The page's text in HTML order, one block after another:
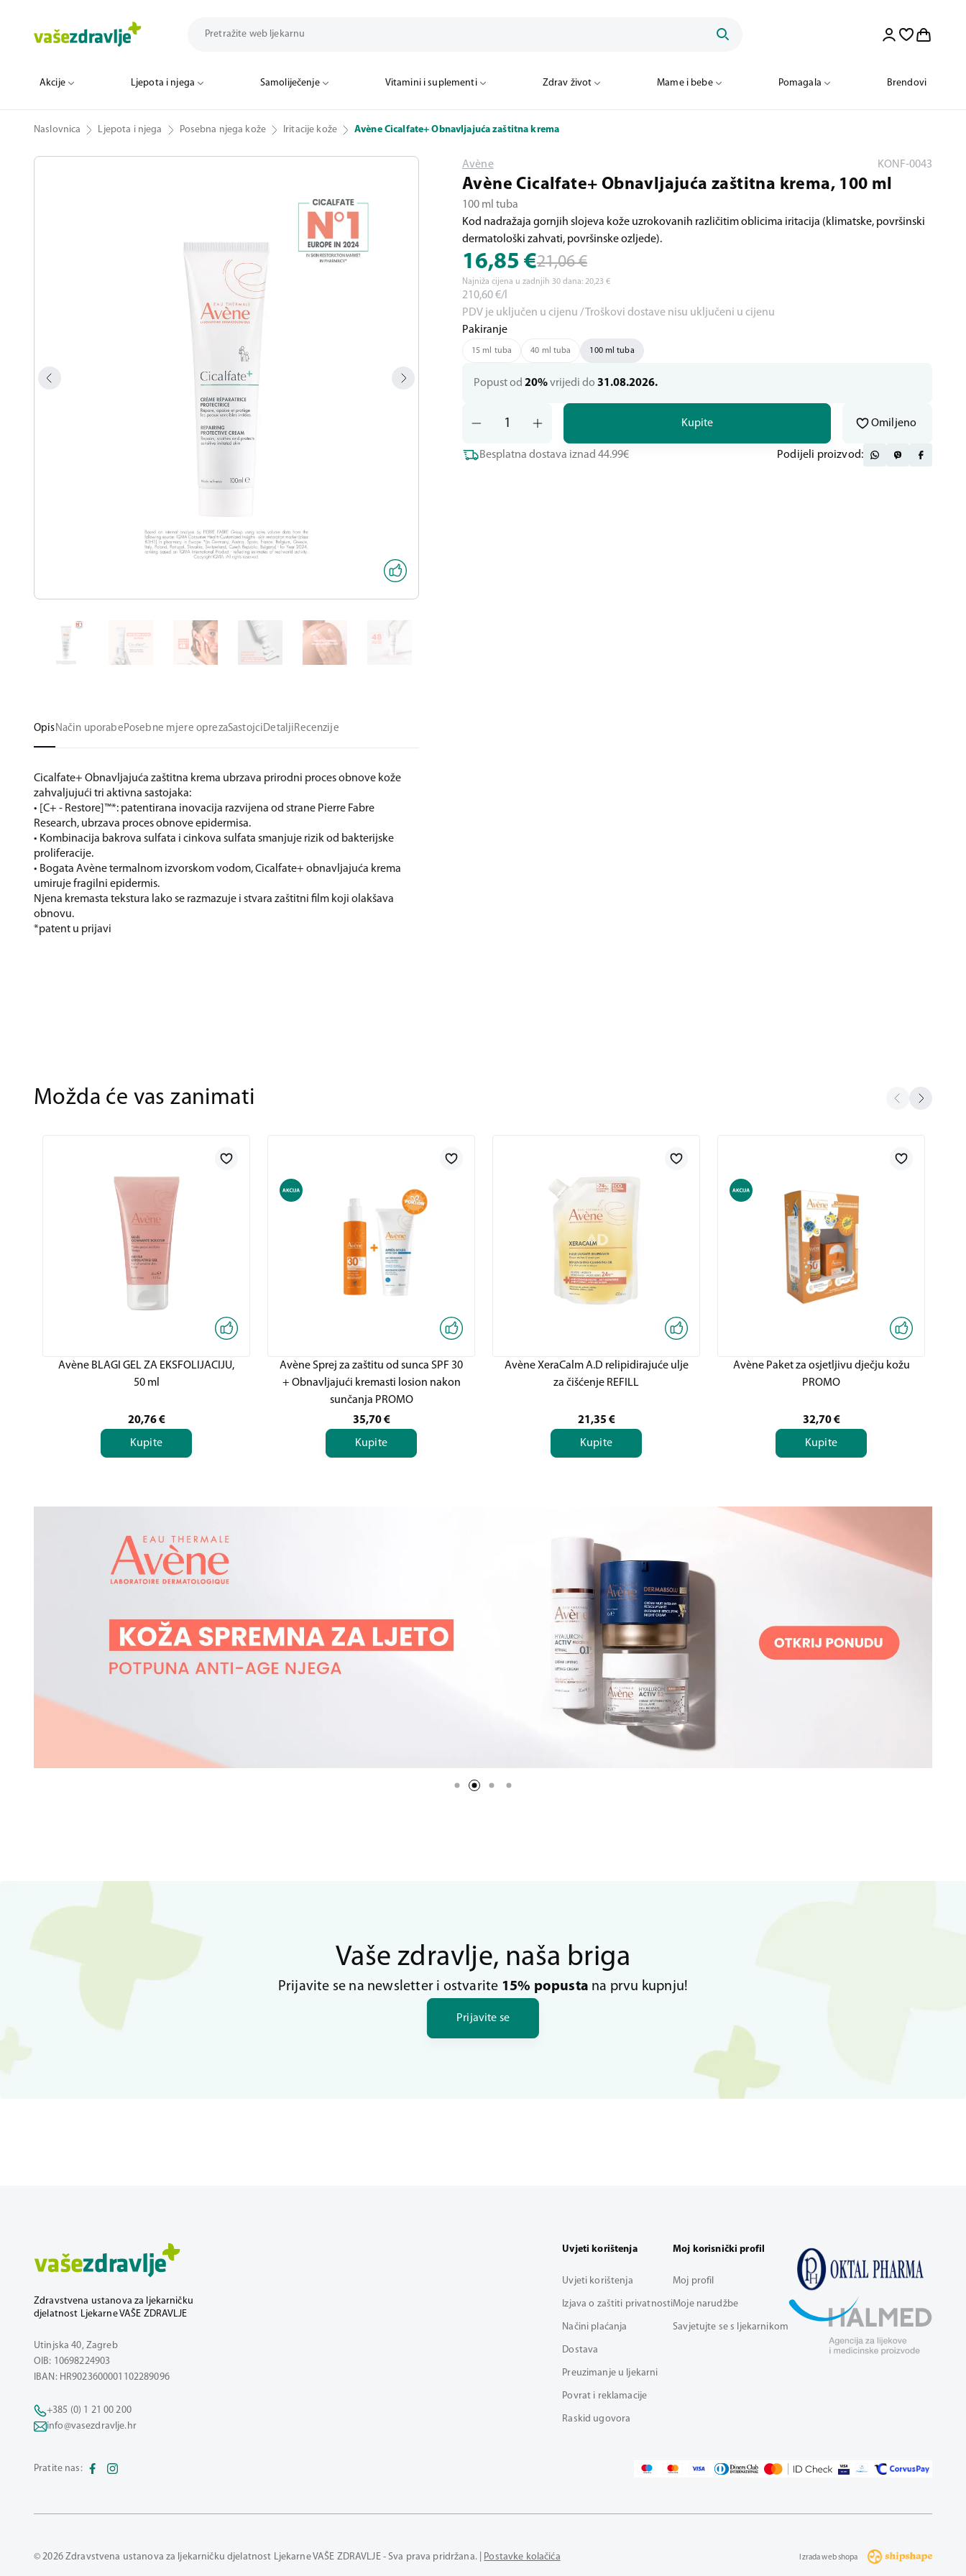
Akcije Ljepota i njega Samoliječenje Vitamini i suplementi Zdrav život Mame i bebe Pomagala Brendovi
Naslovnica Ljepota i njega Posebna njega kože Iritacije kože Avène Cicalfate+ Obnavljajuća zaštitna krema
OpisNačin uporabePosebne mjere oprezaSastojciDetaljiRecenzije
Cicalfate+ Obnavljajuća zaštitna krema ubrzava prirodni proces obnove kože
zahvaljujući tri aktivna sastojaka:
• [C+ - Restore]™*: patentirana inovacija razvijena od strane Pierre Fabre
Research, ubrzava proces obnove epidermisa.
• Kombinacija bakrova sulfata i cinkova sulfata smanjuje rizik od bakterijske
proliferacije.
• Bogata Avène termalnom izvorskom vodom, Cicalfate+ obnavljajuća krema
umiruje fragilni epidermis.
Njena kremasta tekstura lako se razmazuje i stvara zaštitni film koji olakšava
obnovu.
*patent u prijavi
Avène KONF-0043
Avène Cicalfate+ Obnavljajuća zaštitna krema, 100 ml
100 ml tuba
Kod nadražaja gornjih slojeva kože uzrokovanih različitim oblicima iritacija (klimatske, površinski
dermatološki zahvati, površinske ozljede).
16,85 €21,06 €
Najniža cijena u zadnjih 30 dana: 20,23 €
210,60€/l
PDV je uključen u cijenu / Troškovi dostave nisu uključeni u cijenu
Pakiranje
15 ml tuba 40 ml tuba 100 ml tuba
Popust od 20%vrijedi do 31.08.2026.
Kupite Omiljeno
Besplatna dostava iznad 44.99€ Podijeli proizvod:
Možda će vas zanimati
Avène BLAGI GEL ZA EKSFOLIJACIJU,
50 ml
20,76 €
Kupite
Avène Sprej za zaštitu od sunca SPF 30
+ Obnavljajući kremasti losion nakon
sunčanja PROMO
35,70 €
Kupite
Avène XeraCalm A.D relipidirajuće ulje
za čišćenje REFILL
21,35 €
Kupite
Avène Paket za osjetljivu dječju kožu
PROMO
32,70 €
Kupite
Vaše zdravlje, naša briga
Prijavite se na newsletter i ostvarite 15% popusta na prvu kupnju!
Prijavite se
Zdravstvena ustanova za ljekarničku
djelatnost Ljekarne VAŠE ZDRAVLJE
Utinjska 40, Zagreb
OIB: 10698224903
IBAN: HR9023600001102289096
+385 (0) 1 21 00 200
info@vasezdravlje.hr
Uvjeti korištenja
Uvjeti korištenja
Izjava o zaštiti privatnosti
Načini plaćanja
Dostava
Preuzimanje u ljekarni
Povrat i reklamacije
Raskid ugovora
Moj korisnički profil
Moj profil
Moje narudžbe
Savjetujte se s ljekarnikom
Pratite nas:
© 2026 Zdravstvena ustanova za ljekarničku djelatnost Ljekarne VAŠE ZDRAVLJE - Sva prava pridržana. | Postavke kolačića Izrada web shopa